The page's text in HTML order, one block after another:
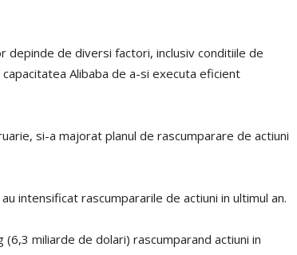
depinde de diversi factori, inclusiv conditiile de
Alibaba de a-si executa eficient
si-a majorat planul de rascumparare de actiuni
intensificat rascumpararile de actiuni in ultimul an.
miliarde de dolari) rascumparand actiuni in